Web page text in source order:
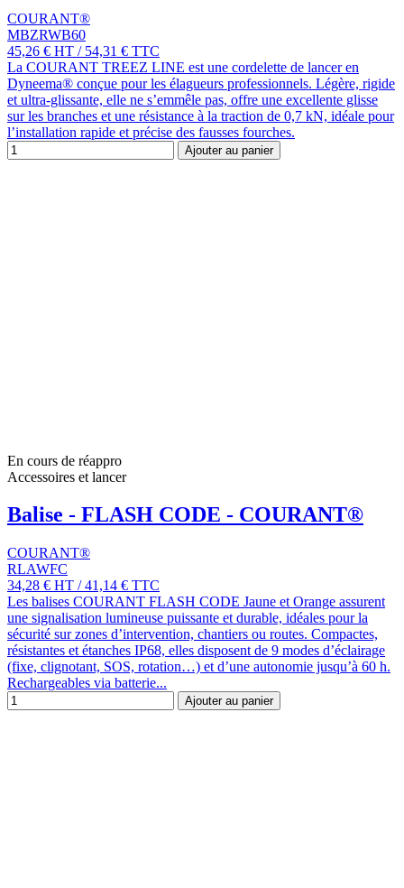
COURANT®
MBZRWB60
45,26 € HT / 54,31 € TTC
La COURANT TREEZ LINE est une cordelette de lancer en
Dyneema® conçue pour les élagueurs professionnels. Légère, rigide
et ultra-glissante, elle ne s’emmêle pas, offre une excellente glisse
sur les branches et une résistance à la traction de 0,7 kN, idéale pour
l’installation rapide et précise des fausses fourches.
Ajouter au panier
En cours de réappro
Accessoires et lancer
Balise - FLASH CODE - COURANT®
COURANT®
RLAWFC
34,28 € HT /41,14 € TTC
Les balises COURANT FLASH CODE Jaune et Orange assurent
une signalisation lumineuse puissante et durable, idéales pour la
sécurité sur zones d’intervention, chantiers ou routes. Compactes,
résistantes et étanches IP68, elles disposent de 9 modes d’éclairage
(fixe, clignotant, SOS, rotation…) et d’une autonomie jusqu’à 60 h.
Rechargeables via batterie...
Ajouter au panier